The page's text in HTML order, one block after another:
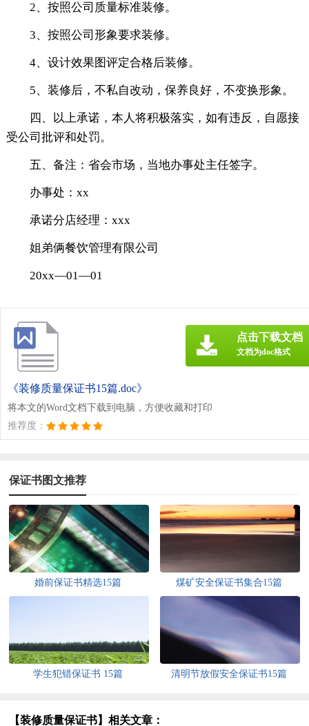
2、按照公司质量标准装修。
3、按照公司形象要求装修。
4、设计效果图评定合格后装修。
5、装修后，不私自改动，保养良好，不变换形象。
四、以上承诺，本人将积极落实，如有违反，自愿接
受公司批评和处罚。
五、备注：省会市场，当地办事处主任签字。
办事处：xx
承诺分店经理：xxx
姐弟俩餐饮管理有限公司
20xx—01—01
《装修质量保证书15篇.doc》
将本文的Word文档下载到电脑，方便收藏和打印
推荐度：
点击下载文档
文档为doc格式
保证书图文推荐
婚前保证书精选15篇 煤矿安全保证书集合15篇
学生犯错保证书 15篇 清明节放假安全保证书15篇
【装修质量保证书】相关文章：